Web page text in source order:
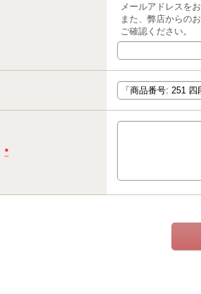
メールアドレスを
また、弊店からの
ご確認ください。
*